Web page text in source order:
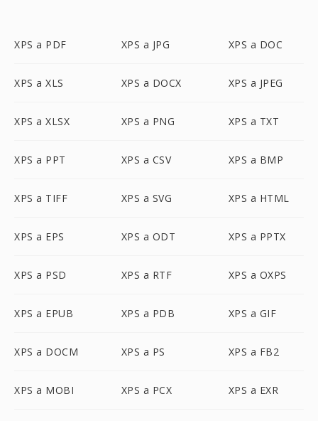
XPS a PDF XPS a JPG XPS a DOC
XPS a XLS XPS a DOCX XPS a JPEG
XPS a XLSX XPS a PNG XPS a TXT
XPS a PPT XPS a CSV XPS a BMP
XPS a TIFF XPS a SVG XPS a HTML
XPS a EPS XPS a ODT XPS a PPTX
XPS a PSD XPS a RTF XPS a OXPS
XPS a EPUB XPS a PDB XPS a GIF
XPS a DOCM XPS a PS XPS a FB2
XPS a MOBI XPS a PCX XPS a EXR